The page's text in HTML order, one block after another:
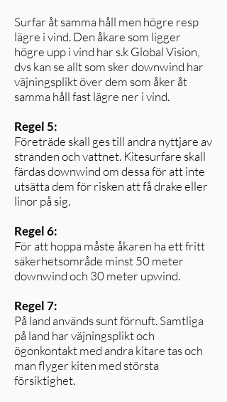
Surfar åt samma håll men högre resp
lägre i vind. Den åkare som ligger
högre upp i vind har s.k Global Vision,
dvs kan se allt som sker downwind har
väjningsplikt över dem som åker åt
samma håll fast lägre ner i vind.
Regel 5:
Företräde skall ges till andra nyttjare av
stranden och vattnet. Kitesurfare skall
färdas downwind om dessa för att inte
utsätta dem för risken att få drake eller
linor på sig.
Regel 6:
För att hoppa måste åkaren ha ett fritt
säkerhetsområde minst 50 meter
downwind och 30 meter upwind.
Regel 7:
På land används sunt förnuft. Samtliga
på land har väjningsplikt och
ögonkontakt med andra kitare tas och
man flyger kiten med största
försiktighet.